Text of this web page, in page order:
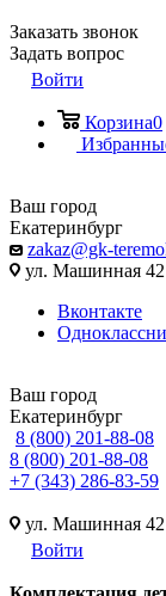
Заказать звонок
Задать вопрос
Войти
Корзина0
Ваш город
Екатеринбург
zakaz@gk-
ул. Машинная
Вконтакте
Ваш город
Екатеринбург
8 (800) 201-88-08
8 (800) 201-88-08
+7 (343) 286-83-59
ул. Машинная
Войти